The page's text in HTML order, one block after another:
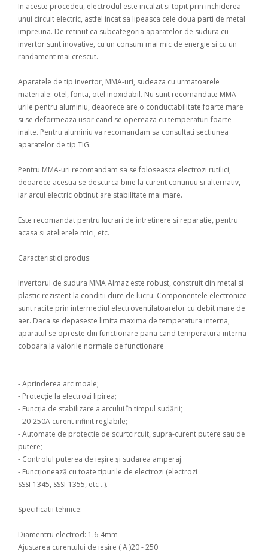
In aceste procedeu, electrodul este incalzit si topit prin inchiderea
unui circuit electric, astfel incat sa lipeasca cele doua parti de metal
impreuna. De retinut ca subcategoria aparatelor de sudura cu
invertor sunt inovative, cu un consum mai mic de energie si cu un
randament mai crescut.
Aparatele de tip invertor, MMA-uri, sudeaza cu urmatoarele
materiale: otel, fonta, otel inoxidabil. Nu sunt recomandate MMA-
urile pentru aluminiu, deaorece are o conductabilitate foarte mare
si se deformeaza usor cand se opereaza cu temperaturi foarte
inalte. Pentru aluminiu va recomandam sa consultati sectiunea
aparatelor de tip TIG.
Pentru MMA-uri recomandam sa se foloseasca electrozi rutilici,
deoarece acestia se descurca bine la curent continuu si alternativ,
iar arcul electric obtinut are stabilitate mai mare.
Este recomandat pentru lucrari de intretinere si reparatie, pentru
acasa si atelierele mici, etc.
Caracteristici produs:
Invertorul de sudura MMA Almaz este robust, construit din metal si
plastic rezistent la conditii dure de lucru. Componentele electronice
sunt racite prin intermediul electroventilatoarelor cu debit mare de
aer. Daca se depaseste limita maxima de temperatura interna,
aparatul se opreste din functionare pana cand temperatura interna
coboara la valorile normale de functionare
- Aprinderea arc moale;
- Protecție la electrozi lipirea;
- Funcția de stabilizare a arcului în timpul sudării;
- 20-250A curent infinit reglabile;
- Automate de protectie de scurtcircuit, supra-curent putere sau de
putere;
- Controlul puterea de ieșire și sudarea amperaj.
- Funcționează cu toate tipurile de electrozi (electrozi
SSSI-1345, SSSI-1355, etc ..).
Specificatii tehnice:
Diamentru electrod: 1.6-4mm
Ajustarea curentului de iesire ( A )20 - 250